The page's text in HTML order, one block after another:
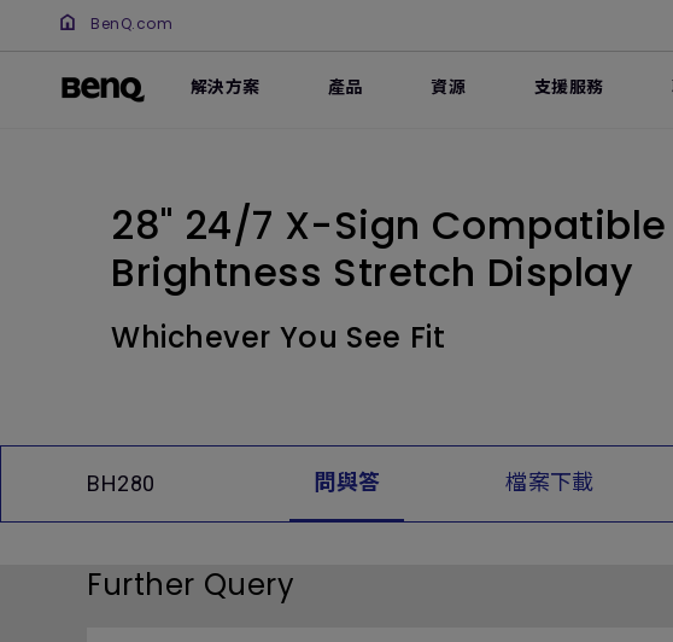
BenQ.com
解決方案 產品 資源 支援服務
28" 24/7 X-Sign Compatible
Brightness Stretch Display
Whichever You See Fit
BH280 問與答 檔案下載
Further Query